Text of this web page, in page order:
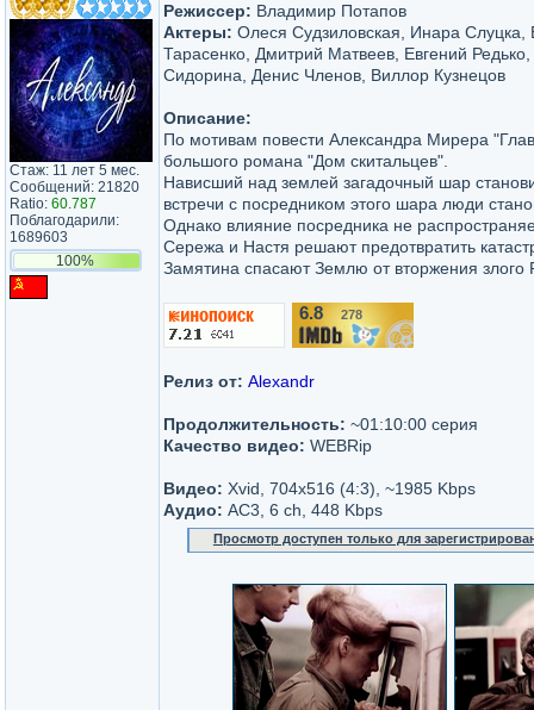
Стаж: 11 лет 5 мес.
Сообщений: 21820
Ratio: 60.787
Поблагодарили:
1689603
100%
Режиссер: Владимир Потапов
Актеры: Олеся Судзиловская, Инара
Тарасенко, Дмитрий Матвеев, Евгений
Сидорина, Денис Членов, Виллор Кузнецов
Описание:
По мотивам повести Александра Мирера
большого романа "Дом скитальцев".
Нависший над землей загадочный шар
встречи с посредником этого шара люди
Однако влияние посредника не
Сережа и Настя решают предотвратить
Замятина спасают Землю от вторжения злого
6.8 278
Релиз от: Alexandr
Продолжительность: ~01:10:00 серия
Качество видео: WEBRip
Видео: Xvid, 704x516 (4:3), ~1985 Kbps
Аудио: AC3, 6 ch, 448 Kbps
Просмотр доступен только для